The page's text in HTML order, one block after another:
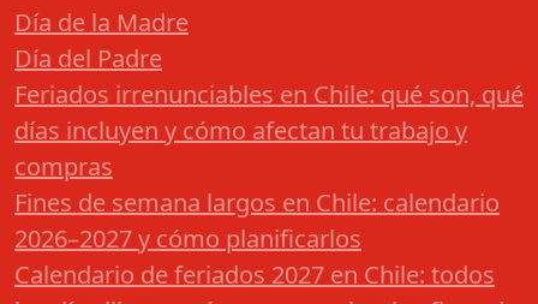
Día de la Madre
Día del Padre
Feriados irrenunciables en Chile: qué son, qué
días incluyen y cómo afectan tu trabajo y
compras
Fines de semana largos en Chile: calendario
2026–2027 y cómo planificarlos
Calendario de feriados 2027 en Chile: todos